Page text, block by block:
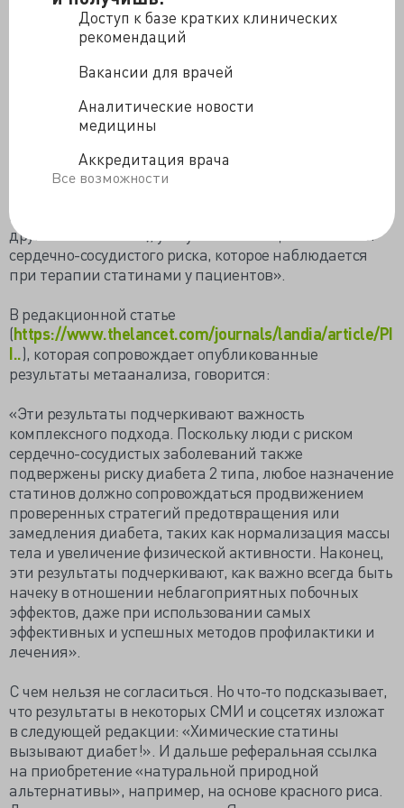
Доступ к базе кратких клинических
рекомендаций
Вакансии для врачей
Аналитические новости
медицины
Аккредитация врача
Все возможности
ВАЖНО! Большинство новых диагнозов диабета
фиксируется у людей с исходными гликемическими
диабета 2 типа.
Авторы специально подчеркивают:
«Любые теоретические неблагоприятные влияния
статинов на сердечно-сосудистый риск, которые
гликемии (или, в действительности, из-за любого
другого механизма), уже учтены в общем снижении
сердечно-сосудистого риска, которое наблюдается
при терапии статинами у пациентов».
В редакционной статье
(https://www.thelancet.com/journals/landia/article/PI
I..), которая сопровождает опубликованные
результаты метаанализа, говорится:
«Эти результаты подчеркивают важность
комплексного подхода. Поскольку люди с риском
сердечно-сосудистых заболеваний также
подвержены риску диабета 2 типа, любое назначение
статинов должно сопровождаться продвижением
проверенных стратегий предотвращения или
замедления диабета, таких как нормализация массы
тела и увеличение физической активности. Наконец,
эти результаты подчеркивают, как важно всегда быть
начеку в отношении неблагоприятных побочных
эффектов, даже при использовании самых
эффективных и успешных методов профилактики и
лечения».
С чем нельзя не согласиться. Но что-то подсказывает,
что результаты в некоторых СМИ и соцсетях изложат
в следующей редакции: «Химические статины
вызывают диабет!». И дальше реферальная ссылка
на приобретение «натуральной природной
альтернативы», например, на основе красного риса.